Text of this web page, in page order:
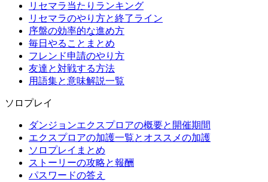
リセマラ当たりランキング
リセマラのやり方と終了ライン
序盤の効率的な進め方
毎日やることまとめ
フレンド申請のやり方
友達と対戦する方法
用語集と意味解説一覧
ソロプレイ
ダンジョンエクスプロアの概要と開催期間
エクスプロアの加護一覧とオススメの加護
ソロプレイまとめ
ストーリーの攻略と報酬
パスワードの答え